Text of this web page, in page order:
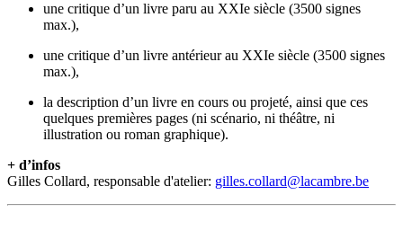
une critique d’un livre paru au XXIe siècle (3500 signes
max.),
une critique d’un livre antérieur au XXIe siècle (3500 signes
max.),
la description d’un livre en cours ou projeté, ainsi que ces
quelques premières pages (ni scénario, ni théâtre, ni
illustration ou roman graphique).
+ d’infos
Gilles Collard, responsable d'atelier: gilles.collard@lacambre.be